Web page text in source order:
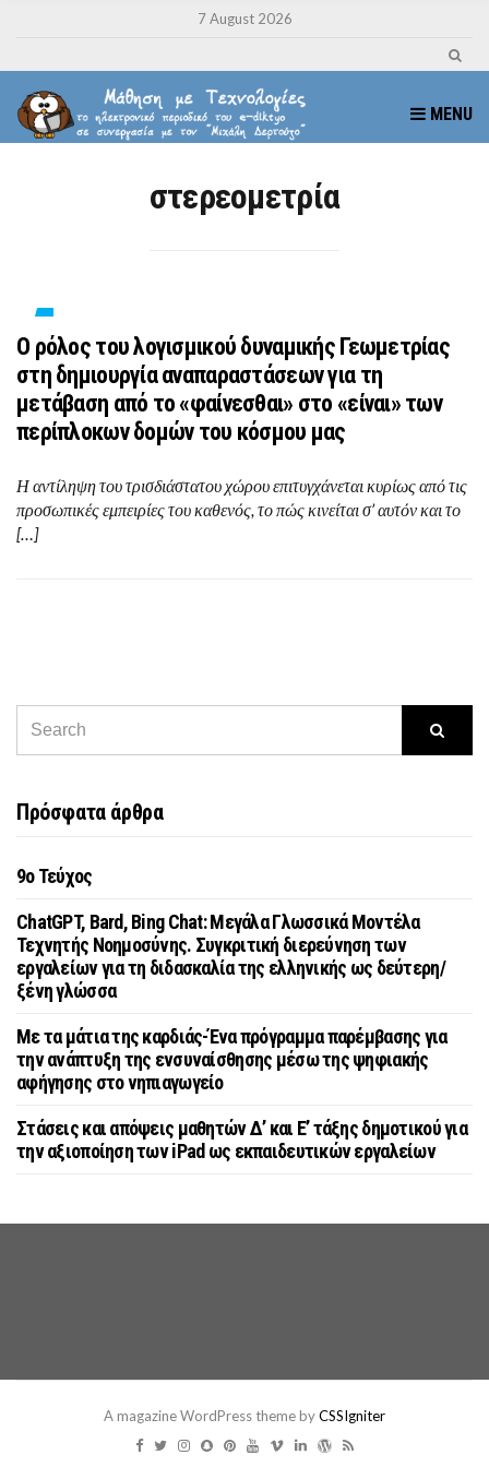
7 August 2026
MENU
στερεομετρία
Ο ρόλος του λογισμικού δυναμικής Γεωμετρίας
στη δημιουργία αναπαραστάσεων για τη
μετάβαση από το «φαίνεσθαι» στο «είναι» των
περίπλοκων δομών του κόσμου μας
Η αντίληψη του τρισδιάστατου χώρου επιτυγχάνεται κυρίως από τις
προσωπικές εμπειρίες του καθενός, το πώς κινείται σ’ αυτόν και το
[…]
Πρόσφατα άρθρα
9o Τεύχος
ChatGPT, Bard, Bing Chat: Μεγάλα Γλωσσικά Μοντέλα
Τεχνητής Νοημοσύνης. Συγκριτική διερεύνηση των
εργαλείων για τη διδασκαλία της ελληνικής ως δεύτερη/
ξένη γλώσσα
Με τα μάτια της καρδιάς-Ένα πρόγραμμα παρέμβασης για
την ανάπτυξη της ενσυναίσθησης μέσω της ψηφιακής
αφήγησης στο νηπιαγωγείο
Στάσεις και απόψεις μαθητών Δ’ και Ε’ τάξης δημοτικού για
την αξιοποίηση των iPad ως εκπαιδευτικών εργαλείων
A magazine WordPress theme byCSSIgniter